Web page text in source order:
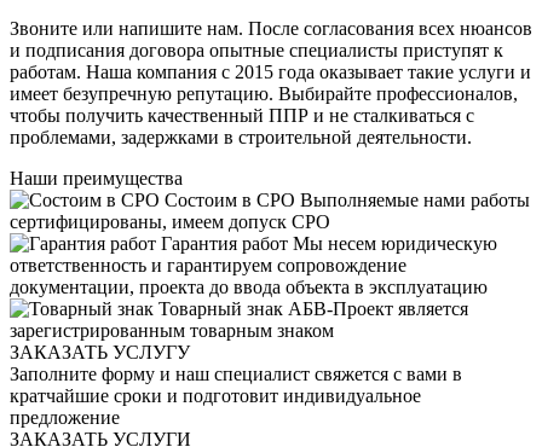
Звоните или напишите нам. После согласования всех нюансов
и подписания договора опытные специалисты приступят к
работам. Наша компания с 2015 года оказывает такие услуги и
имеет безупречную репутацию. Выбирайте профессионалов,
чтобы получить качественный ППР и не сталкиваться с
проблемами, задержками в строительной деятельности.
Наши преимущества
Состоим в СРО Выполняемые нами работы
сертифицированы, имеем допуск СРО
Гарантия работ Мы несем юридическую
ответственность и гарантируем сопровождение
документации, проекта до ввода объекта в эксплуатацию
Товарный знак АБВ-Проект является
зарегистрированным товарным знаком
ЗАКАЗАТЬ УСЛУГУ
Заполните форму и наш специалист свяжется с вами в
кратчайшие сроки и подготовит индивидуальное
предложение
ЗАКАЗАТЬ УСЛУГИ